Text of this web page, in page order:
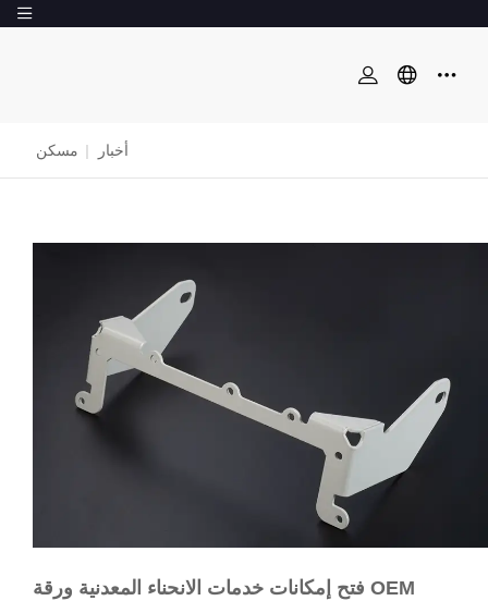
مسكن | أخبار
فتح إمكانات خدمات الانحناء المعدنية ورقة OEM